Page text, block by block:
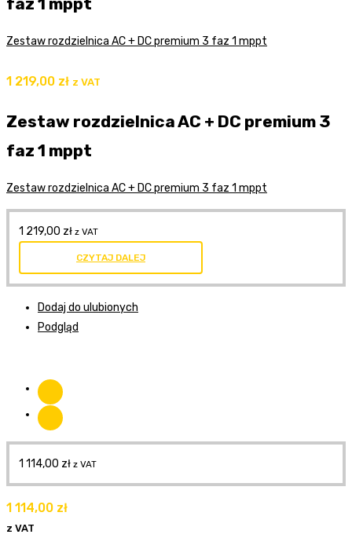
Zestaw rozdzielnica AC + DC premium 3 faz 1 mppt
1 219,00 zł z VAT
Zestaw rozdzielnica AC + DC premium 3
faz 1 mppt
Zestaw rozdzielnica AC + DC premium 3 faz 1 mppt
1 219,00 zł z VAT
CZYTAJ DALEJ
Dodaj do ulubionych
Podgląd
1 114,00 zł z VAT
1 114,00 zł
z VAT